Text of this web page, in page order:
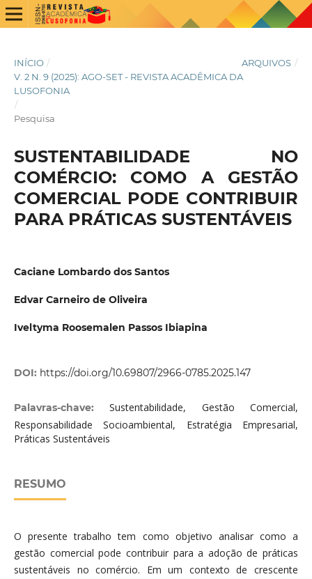
INÍCIO / ARQUIVOS /
V. 2 N. 9 (2025): AGO-SET - REVISTA ACADÊMICA DA
LUSOFONIA
/
Pesquisa
SUSTENTABILIDADE NO
COMÉRCIO: COMO A GESTÃO
COMERCIAL PODE CONTRIBUIR
PARA PRÁTICAS SUSTENTÁVEIS
Caciane Lombardo dos Santos
Edvar Carneiro de Oliveira
Iveltyma Roosemalen Passos Ibiapina
DOI: https://doi.org/10.69807/2966-0785.2025.147
Palavras-chave:Sustentabilidade, Gestão Comercial,
Responsabilidade Socioambiental, Estratégia Empresarial,
Práticas Sustentáveis
RESUMO
O presente trabalho tem como objetivo analisar como a
gestão comercial pode contribuir para a adoção de práticas
sustentáveis no comércio. Em um contexto de crescente